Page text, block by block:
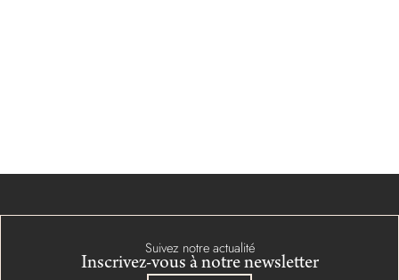
Suivez notre actualité
Inscrivez-vous à notre newsletter